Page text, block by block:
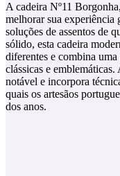
A cadeira Nº11
melhorar sua experiência
soluções de assentos de
sólido, esta cadeira
diferentes e combina
clássicas e emblemáticas.
notável e incorpora
quais os artesãos
dos anos.